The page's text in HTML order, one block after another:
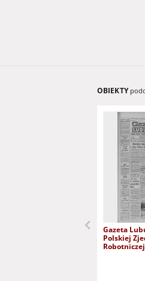
OBIEKTY
Gazeta
Polskiej